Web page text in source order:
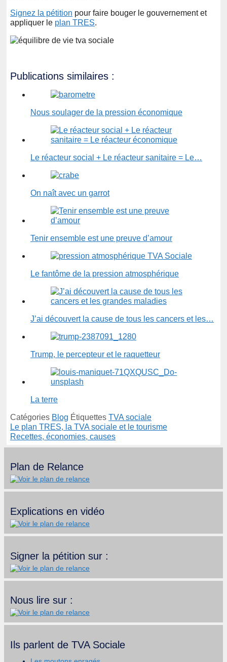
Signez la pétition pour faire bouger le gouvernement et
appliquer le plan TRES.
Publications similaires :
Nous soulager de la pression économique
Le réacteur social + Le réacteur sanitaire = Le…
On naît avec un garrot
Tenir ensemble est une preuve d’amour
Le fantôme de la pression atmosphérique
J’ai découvert la cause de tous les cancers et les…
Trump, le percepteur et le raquetteur
La terre
Catégories Blog Étiquettes TVA sociale
Le plan TRES, la TVA sociale et le tourisme
Recettes, économies, causes
Plan de Relance
Explications en vidéo
Signer la pétition sur :
Nous lire sur :
Ils parlent de TVA Sociale